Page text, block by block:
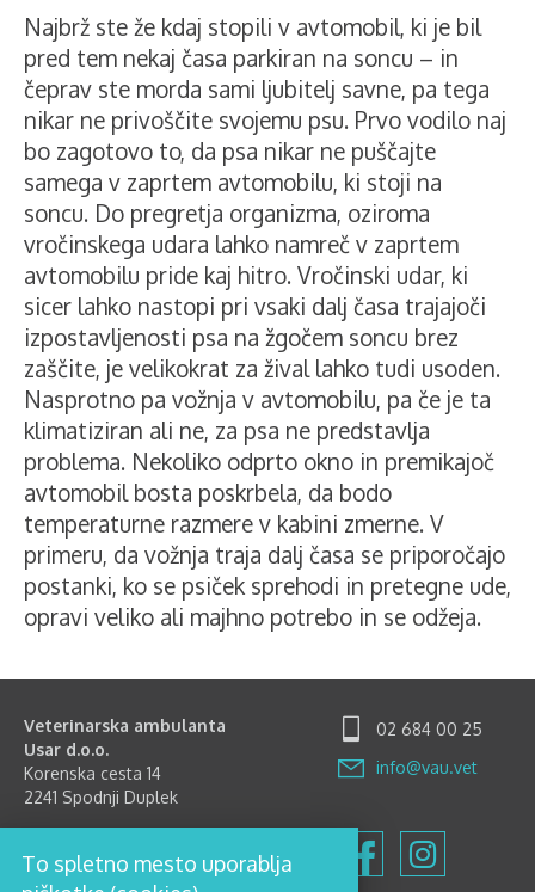
Najbrž ste že kdaj stopili v avtomobil, ki je bil
pred tem nekaj časa parkiran na soncu – in
čeprav ste morda sami ljubitelj savne, pa tega
nikar ne privoščite svojemu psu. Prvo vodilo naj
bo zagotovo to, da psa nikar ne puščajte
samega v zaprtem avtomobilu, ki stoji na
soncu. Do pregretja organizma, oziroma
vročinskega udara lahko namreč v zaprtem
avtomobilu pride kaj hitro. Vročinski udar, ki
sicer lahko nastopi pri vsaki dalj časa trajajoči
izpostavljenosti psa na žgočem soncu brez
zaščite, je velikokrat za žival lahko tudi usoden.
Nasprotno pa vožnja v avtomobilu, pa če je ta
klimatiziran ali ne, za psa ne predstavlja
problema. Nekoliko odprto okno in premikajoč
avtomobil bosta poskrbela, da bodo
temperaturne razmere v kabini zmerne. V
primeru, da vožnja traja dalj časa se priporočajo
postanki, ko se psiček sprehodi in pretegne ude,
opravi veliko ali majhno potrebo in se odžeja.
Veterinarska ambulanta
Usar d.o.o.
Korenska cesta 14
2241 Spodnji Duplek
Ponedeljek-Petek: 8.00-12.00
in 15.00-18.00
02 684 00 25
info@vau.vet
To spletno mesto uporablja